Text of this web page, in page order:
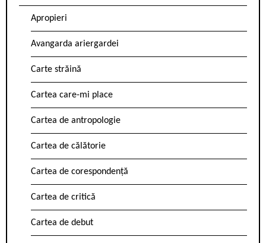
Apropieri
Avangarda ariergardei
Carte străină
Cartea care-mi place
Cartea de antropologie
Cartea de călătorie
Cartea de corespondență
Cartea de critică
Cartea de debut